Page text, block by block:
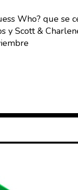
Who? que se
y Scott &